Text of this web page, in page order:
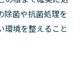
除菌や抗菌処理を
環境を整えること